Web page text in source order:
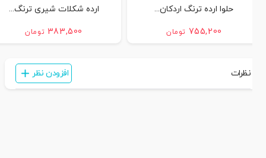
حلوا ارده ترنگ اردکان...
755,200 تومان
ارده شکلات شیری ترنگ...
383,500 تومان
نظرات افزودن نظر